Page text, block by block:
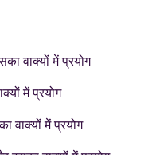
वाक्यों में प्रयोग
में प्रयोग
वाक्यों में प्रयोग